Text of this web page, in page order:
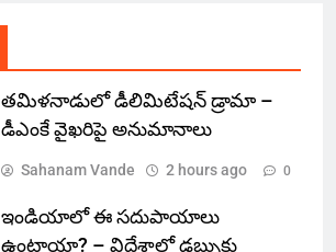
తమిళనాడులో డీలిమిటేషన్ డ్రామా –
డీఎంకే వైఖరిపై అనుమానాలు
Sahanam Vande 2 hours ago 0
ఇండియాలో‌ ఈ సదుపాయాలు
ఉంటాయా? – విదేశాల్లో డబ్బుకు